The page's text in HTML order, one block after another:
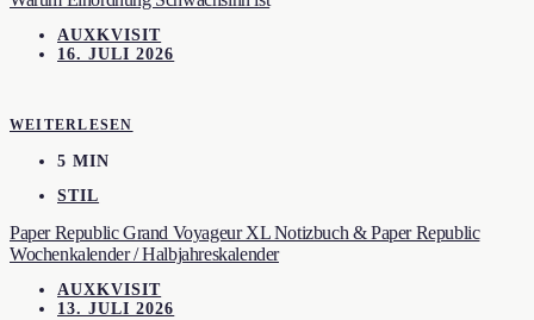
AUXKVISIT
16. JULI 2026
WEITERLESEN
5 MIN
STIL
Paper Republic Grand Voyageur XL Notizbuch & Paper Republic
Wochenkalender / Halbjahreskalender
AUXKVISIT
13. JULI 2026